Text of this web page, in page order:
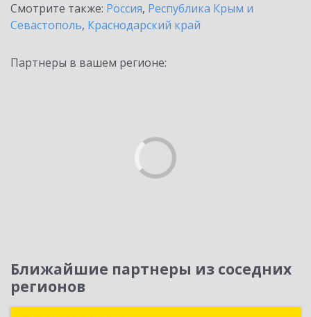
Смотрите также: Россия, Республика Крым и
Севастополь, Краснодарский край
Партнеры в вашем регионе:
Ближайшие партнеры из соседних
регионов